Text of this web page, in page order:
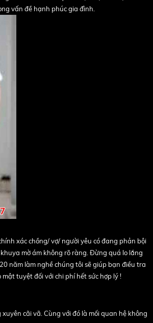
vấn đề hạnh phúc gia đình.
xác chồng/ vợ/ người yêu có đang phản bội
mờ ám không rõ ràng. Đừng quá lo lắng
năm làm nghề chúng tôi sẽ giúp bạn điều tra
tuyệt đối với chi phí hết sức hợp lý !
cãi vã. Cùng với đó là mối quan hệ không